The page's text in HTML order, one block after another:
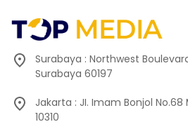
Surabaya : Northwest
Surabaya 60197
Jakarta : JI. Imam Bonjol
10310